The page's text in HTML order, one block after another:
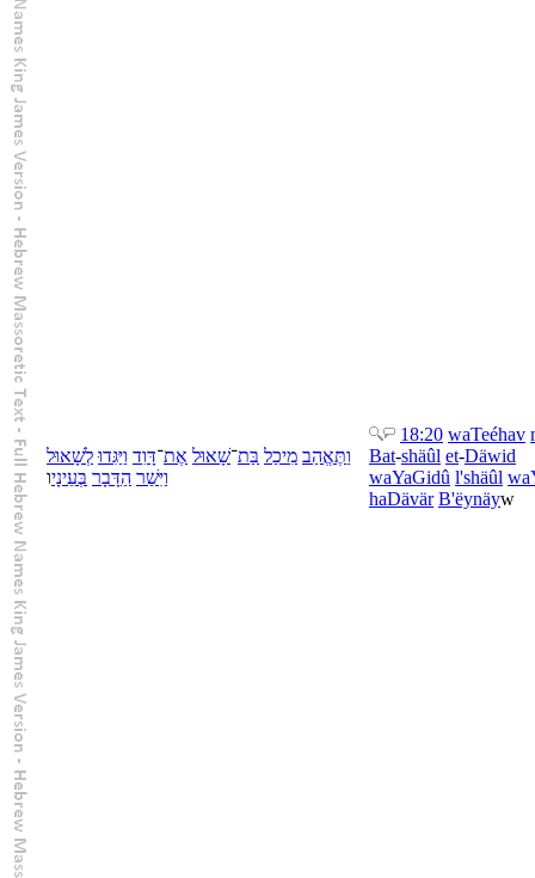
וַתֶּאֱהַב מִיכַל בַּת־שָׁאוּל אֶת־דָּוִד וַיַּגִּדוּ לְשָׁאוּל
וַיִּשַׁר הַדָּבָר בְּעֵינָיו
18:20 waTeéhav
Bat-shäûl et-Däwid
waYaGidû l'shäûl wa
haDävär B'ëynäyw